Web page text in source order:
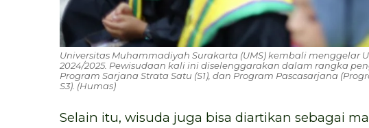
Universitas Muhammadiyah Surakarta (UMS) kembali menggelar
2024/2025. Pewisudaan kali ini diselenggarakan dalam rangka
Program Sarjana Strata Satu (S1), dan Program Pascasarjana
S3). (Humas)
Selain itu, wisuda juga bisa diartikan sebagai